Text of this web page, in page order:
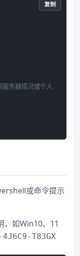
务器情况或个人
复制
或命令提示
，如Win10、11
4J6C9-T83GX